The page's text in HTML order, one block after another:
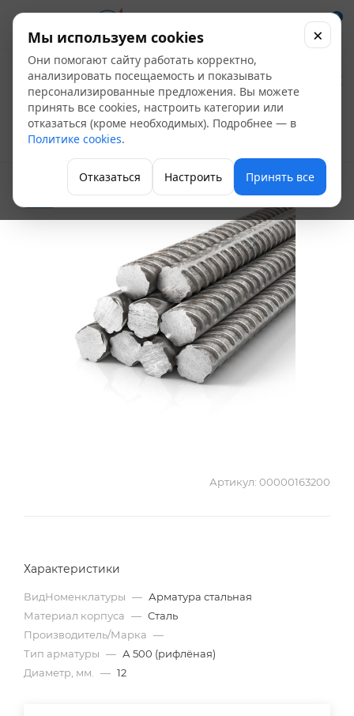
0
Арматура стальная
№12 А500С
Арматура рифленая
Артикул: 00000163200
Характеристики
ВидНоменклатуры — Арматура стальная
Материал корпуса — Сталь
Производитель/Марка —
Тип арматуры — А 500 (рифлёная)
Диаметр, мм.
— 12
Мы используем cookies
Они помогают сайту работать корректно,
анализировать посещаемость и показывать
персонализированные предложения. Вы можете
принять все cookies, настроить категории или
отказаться (кроме необходимых). Подробнее — в
Политике cookies.
Отказаться Настроить Принять все
×